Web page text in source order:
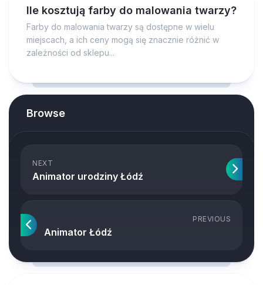
Ile kosztują farby do malowania twarzy?
Farby do malowania twarzy są dostępne w wielu
miejscach, a ich ceny mogą się znacznie różnić w
zależności od sklepu...
Browse
NEXT
Animator urodziny Łódź
PREVIOUS
Animator Łódź